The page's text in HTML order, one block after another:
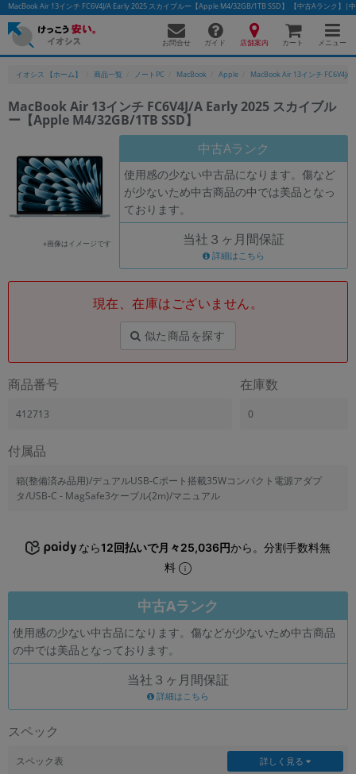
MacBook Air 13インチ FC6V4J/A Early 2025 スカイブルー【Apple M4/32GB/1TB SSD】 【中古Aランク】|
お問合せ ガイド 店舗案内 カート メニュー
イオシス 【ホーム】 商品一覧 ノートPC MacBook Apple MacBook Air 13インチ FC6V4J/
MacBook Air 13インチ FC6V4J/A Early 2025 スカイブル
ー【Apple M4/32GB/1TB SSD】
※画像はイメージです
中古Aランク
使用感の少ない中古品になります。傷など
が少ないため中古商品の中では美品となっ
ております。
当社３ヶ月間保証
詳細はこちら
現在、在庫はございません。
似た商品を探す
商品番号
412713
在庫数
0
付属品
箱(整備済み品用)/デュアルUSB-Cポート搭載35Wコンパクト電源アダプ
タ/USB-C - MagSafe3ケーブル(2m)/マニュアル
なら12回払いで月々25,036円から。分割手数料無
料
中古Aランク
使用感の少ない中古品になります。傷などが少ないため中古商品
の中では美品となっております。
当社３ヶ月間保証
詳細はこちら
スペック
スペック表 詳しく見る